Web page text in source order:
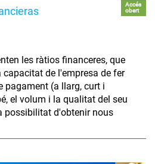
Accés
obert
les ràtios financeres, que
de l'empresa de fer
pagament (a llarg, curt i
el volum i la qualitat del seu
possibilitat d'obtenir nous